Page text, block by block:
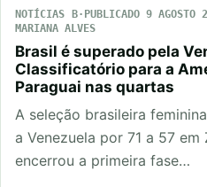
NOTÍCIAS PUBLICADO 9 AGOSTO
MARIANA ALVES
Brasil é superado pela
Classificatório para a
Paraguai nas quartas
A seleção brasileira
a Venezuela por 71 a 57
encerrou a primeira fase…